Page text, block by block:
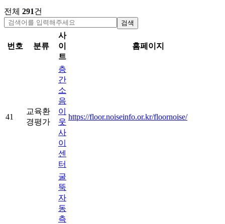
전체 291건
검색
번호 분류
사
이
트
홈페이지
41
교육환
경평가
층
간
소
음
이
웃
사
이
센
터
https://floor.noiseinfo.or.kr/floornoise/
굴
뚝
자
동
측